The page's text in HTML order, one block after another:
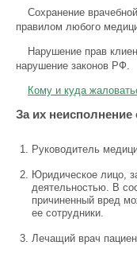
Сохранение
правилом любого
Нарушение прав
нарушение законов РФ.
Кому и куда
За их неисполнение
Руководитель
Юридическое лицо,
деятельностью. В
причиненный вред
ее сотрудники.
Лечащий врач